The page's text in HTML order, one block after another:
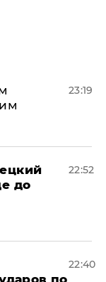
23:19
до
22:52
22:40